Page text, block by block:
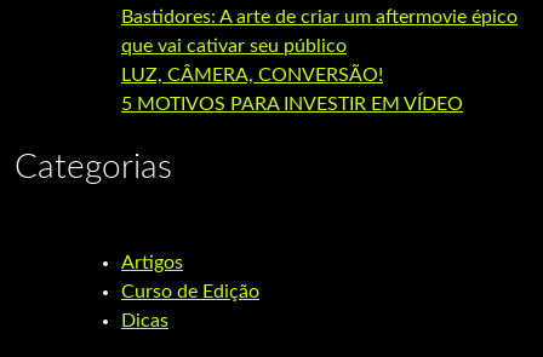
Bastidores: A arte de criar um aftermovie épico
que vai cativar seu público
LUZ, CÂMERA, CONVERSÃO!
5 MOTIVOS PARA INVESTIR EM VÍDEO
Categorias
Artigos
Curso de Edição
Dicas